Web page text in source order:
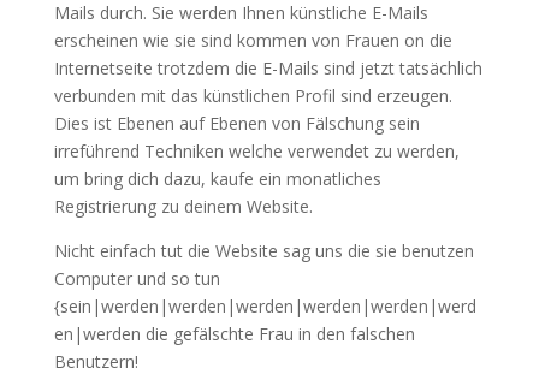
Mails durch. Sie werden Ihnen künstliche E-Mails
erscheinen wie sie sind kommen von Frauen on die
Internetseite trotzdem die E-Mails sind jetzt tatsächlich
verbunden mit das künstlichen Profil sind erzeugen.
Dies ist Ebenen auf Ebenen von Fälschung sein
irreführend Techniken welche verwendet zu werden,
um bring dich dazu, kaufe ein monatliches
Registrierung zu deinem Website.
Nicht einfach tut die Website sag uns die sie benutzen
Computer und so tun
{sein|werden|werden|werden|werden|werden|werd
en|werden die gefälschte Frau in den falschen
Benutzern!